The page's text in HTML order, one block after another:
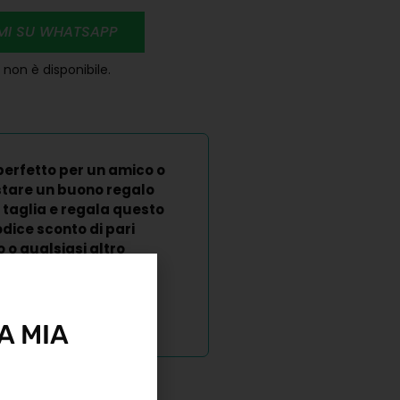
SU WHATSAPP
è disponibile.
per un amico o
un buono regalo
e regala questo
sconto di pari
o qualsiasi altro
MIA